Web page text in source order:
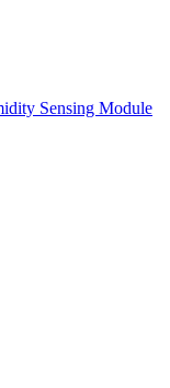
Sensing Module